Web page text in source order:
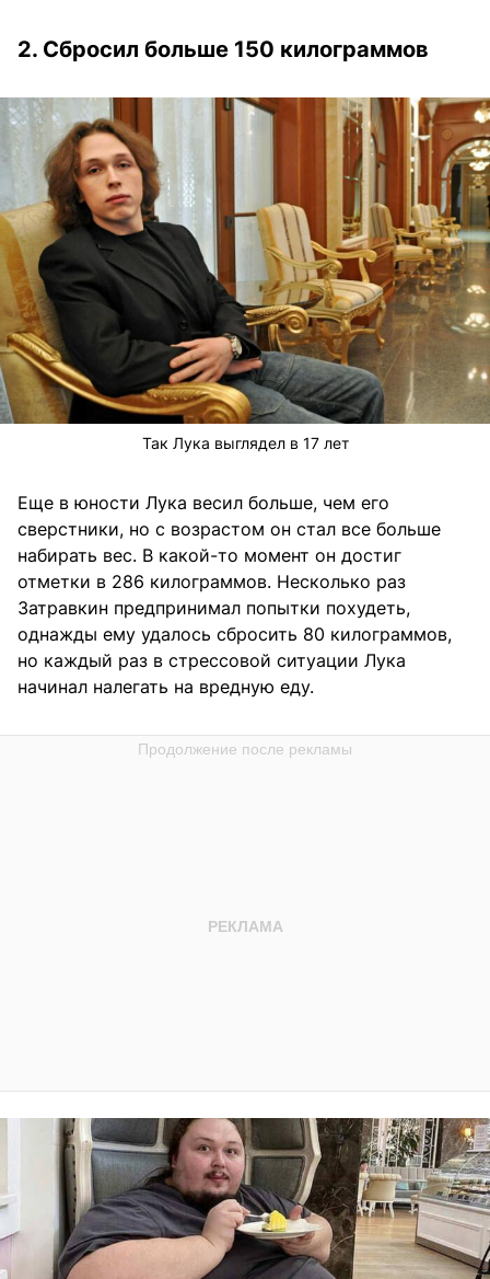
2. Сбросил больше 150 килограммов
Так Лука выглядел в 17 лет
Еще в юности Лука весил больше, чем его
сверстники, но с возрастом он стал все больше
набирать вес. В какой-то момент он достиг
отметки в 286 килограммов. Несколько раз
Затравкин предпринимал попытки похудеть,
однажды ему удалось сбросить 80 килограммов,
но каждый раз в стрессовой ситуации Лука
начинал налегать на вредную еду.